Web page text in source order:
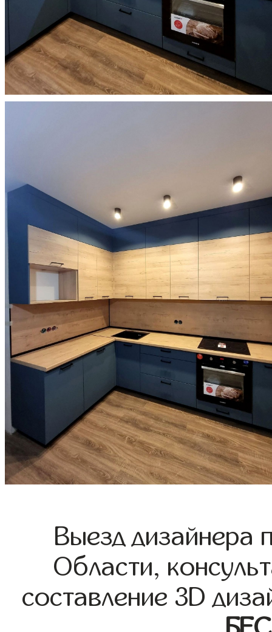
Выезд дизайнера
Области,
составление 3D